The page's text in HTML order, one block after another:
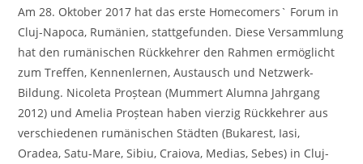
Am 28. Oktober 2017 hat das erste Homecomers` Forum in
Cluj-Napoca, Rumänien, stattgefunden. Diese Versammlung
hat den rumänischen Rückkehrer den Rahmen ermöglicht
zum Treffen, Kennenlernen, Austausch und Netzwerk-
Bildung. Nicoleta Proștean (Mummert Alumna Jahrgang
2012) und Amelia Proștean haben vierzig Rückkehrer aus
verschiedenen rumänischen Städten (Bukarest, Iasi,
Oradea, Satu-Mare, Sibiu, Craiova, Medias, Sebes) in Cluj-